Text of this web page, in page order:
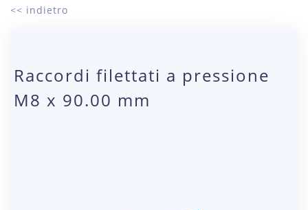
<< indietro
Raccordi filettati a pressione
M8 x 90.00 mm